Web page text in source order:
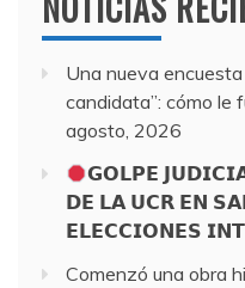
Una nueva
candidata”: cómo le
agosto, 2026
𝗚𝗢𝗟𝗣𝗘
𝗗𝗘 𝗟𝗔 𝗨𝗖𝗥 𝗘𝗡
𝗘𝗟𝗘𝗖𝗖𝗜𝗢𝗡𝗘𝗦
Comenzó una obra